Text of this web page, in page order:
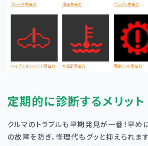
定期的に診断するメリット
クルマのトラブルも早期発見が一番！早め
の故障を防ぎ、修理代もグッと抑えられます